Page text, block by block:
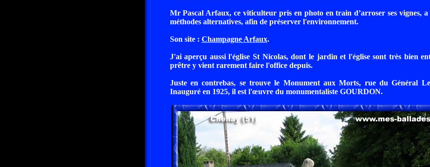
Mr Pascal Arfaux, ce viticulteur pris en photo en train d’arroser ses vignes, a
méthodes alternatives, afin de préserver l'environnement.
Son site : Champagne Arfaux.
J'ai aperçu aussi l'église St Nicolas, dont le jardin et l'église sont très bien
prêtre y vient rarement faire l'office depuis.
Juste en contrebas, se trouve le Monument aux Morts, rue du Général
Inauguré en 1925, il est l'œuvre du monumentaliste GOURDON.